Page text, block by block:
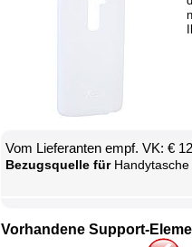
Vom Lie­fe­ran­ten empf. VK: €
Be­zugs­quel­le fürHan­dy­ta­sche
Vor­han­de­ne Sup­port-